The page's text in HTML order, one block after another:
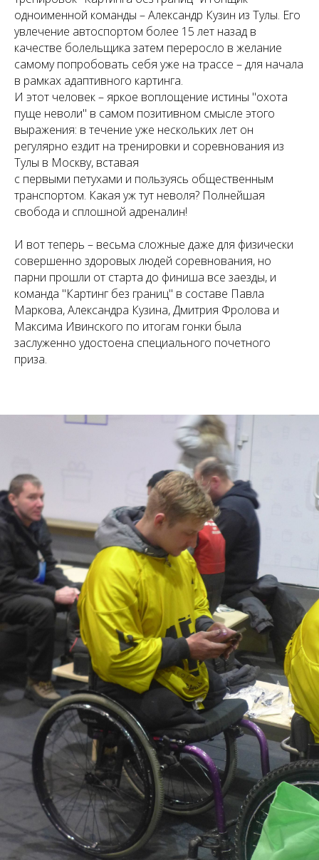
одноименной команды – Александр Кузин из Тулы. Его
увлечение автоспортом более 15 лет назад в
качестве болельщика затем переросло в желание
самому попробовать себя уже на трассе – для начала
в рамках адаптивного картинга.
И этот человек – яркое воплощение истины "охота
пуще неволи" в самом позитивном смысле этого
выражения: в течение уже нескольких лет он
регулярно ездит на тренировки и соревнования из
Тулы в Москву, вставая
с первыми петухами и пользуясь общественным
транспортом. Какая уж тут неволя? Полнейшая
свобода и сплошной адреналин!
И вот теперь – весьма сложные даже для физически
совершенно здоровых людей соревнования, но
парни прошли от старта до финиша все заезды, и
команда "Картинг без границ" в составе Павла
Маркова, Александра Кузина, Дмитрия Фролова и
Максима Ивинского по итогам гонки была
заслуженно удостоена специального почетного
приза.